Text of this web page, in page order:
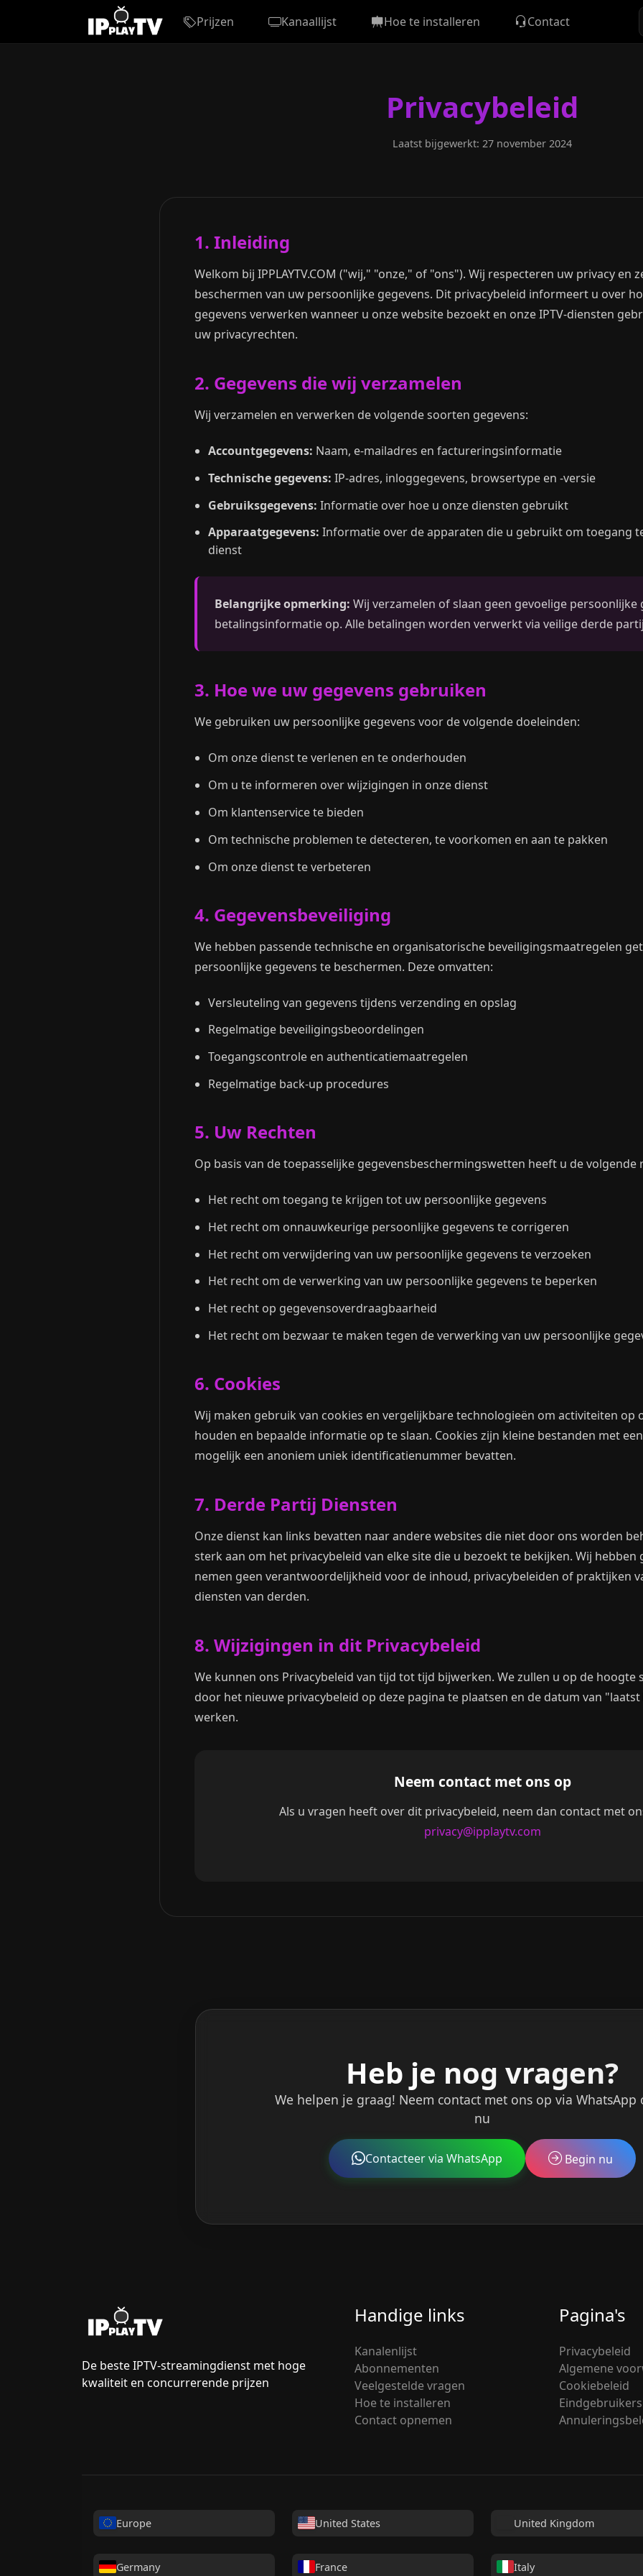
Prijzen Kanaallijst Hoe te installeren Contact
Privacybeleid
Laatst bijgewerkt: 27 november 2024
1. Inleiding
Welkom bij IPPLAYTV.COM ("wij," "onze," of "ons"). Wij respecteren uw privacy en
beschermen van uw persoonlijke gegevens. Dit privacybeleid informeert u over
gegevens verwerken wanneer u onze website bezoekt en onze IPTV-diensten
uw privacyrechten.
2. Gegevens die wij verzamelen
Wij verzamelen en verwerken de volgende soorten gegevens:
Accountgegevens: Naam, e-mailadres en factureringsinformatie
Technische gegevens: IP-adres, inloggegevens, browsertype en -versie
Gebruiksgegevens: Informatie over hoe u onze diensten gebruikt
Apparaatgegevens: Informatie over de apparaten die u gebruikt om toegang
dienst
Belangrijke opmerking: Wij verzamelen of slaan geen gevoelige persoonlijke
betalingsinformatie op. Alle betalingen worden verwerkt via veilige derde
3. Hoe we uw gegevens gebruiken
We gebruiken uw persoonlijke gegevens voor de volgende doeleinden:
Om onze dienst te verlenen en te onderhouden
Om u te informeren over wijzigingen in onze dienst
Om klantenservice te bieden
Om technische problemen te detecteren, te voorkomen en aan te pakken
Om onze dienst te verbeteren
4. Gegevensbeveiliging
We hebben passende technische en organisatorische beveiligingsmaatregelen
persoonlijke gegevens te beschermen. Deze omvatten:
Versleuteling van gegevens tijdens verzending en opslag
Regelmatige beveiligingsbeoordelingen
Toegangscontrole en authenticatiemaatregelen
Regelmatige back-up procedures
5. Uw Rechten
Op basis van de toepasselijke gegevensbeschermingswetten heeft u de volgende
Het recht om toegang te krijgen tot uw persoonlijke gegevens
Het recht om onnauwkeurige persoonlijke gegevens te corrigeren
Het recht om verwijdering van uw persoonlijke gegevens te verzoeken
Het recht om de verwerking van uw persoonlijke gegevens te beperken
Het recht op gegevensoverdraagbaarheid
Het recht om bezwaar te maken tegen de verwerking van uw persoonlijke
6. Cookies
Wij maken gebruik van cookies en vergelijkbare technologieën om activiteiten op
houden en bepaalde informatie op te slaan. Cookies zijn kleine bestanden met
mogelijk een anoniem uniek identificatienummer bevatten.
7. Derde Partij Diensten
Onze dienst kan links bevatten naar andere websites die niet door ons worden
sterk aan om het privacybeleid van elke site die u bezoekt te bekijken. Wij hebben
nemen geen verantwoordelijkheid voor de inhoud, privacybeleiden of praktijken
diensten van derden.
8. Wijzigingen in dit Privacybeleid
We kunnen ons Privacybeleid van tijd tot tijd bijwerken. We zullen u op de hoogte
door het nieuwe privacybeleid op deze pagina te plaatsen en de datum van
werken.
Neem contact met ons op
Als u vragen heeft over dit privacybeleid, neem dan contact met
privacy@ipplaytv.com
Heb je nog vragen?
We helpen je graag! Neem contact met ons op via WhatsApp
nu
Contacteer via WhatsApp Begin nu
De beste IPTV-streamingdienst met hoge
kwaliteit en concurrerende prijzen
Handige links
Kanalenlijst
Abonnementen
Veelgestelde vragen
Hoe te installeren
Contact opnemen
Pagina's
Privacybeleid
Algemene
Cookiebeleid
Europe United States United Kingdom
Germany France Italy